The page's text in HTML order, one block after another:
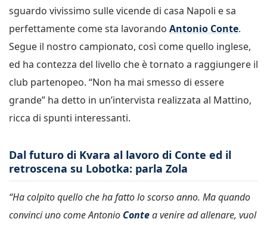
sguardo vivissimo sulle vicende di casa Napoli e sa
perfettamente come sta lavorando Antonio Conte.
Segue il nostro campionato, così come quello inglese,
ed ha contezza del livello che è tornato a raggiungere il
club partenopeo. “Non ha mai smesso di essere
grande” ha detto in un’intervista realizzata al Mattino,
ricca di spunti interessanti.
Dal futuro di Kvara al lavoro di Conte ed il
retroscena su Lobotka: parla Zola
“Ha colpito quello che ha fatto lo scorso anno. Ma quando
convinci uno come Antonio Contea venire ad allenare, vuol